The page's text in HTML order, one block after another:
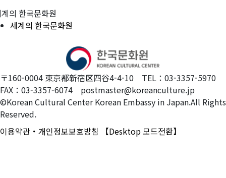
의 한국문화원
세계의 한국문화원
〒160-0004 東京都新宿区四谷4-4-10 TEL：03-3357-5970
FAX：03-3357-6074 postmaster@koreanculture.jp
©Korean Cultural Center Korean Embassy in Japan.All Rights
Reserved.
이용약관・개인정보보호방침
【Desktop 모드전환】